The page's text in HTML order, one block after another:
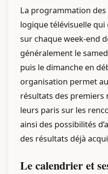
La programmation
logique télévisuelle
sur chaque week-end
généralement le
puis le dimanche en
organisation permet
résultats des premiers
leurs paris sur les
ainsi des possibilités
des résultats déjà
Le calendrier et